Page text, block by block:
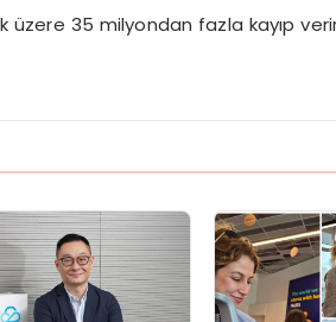
üzere 35 milyondan fazla kayıp